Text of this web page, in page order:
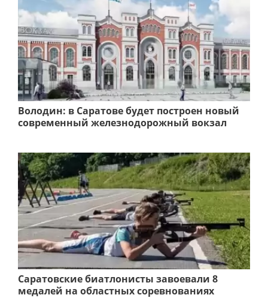
Володин: в Саратове будет построен новый
современный железнодорожный вокзал
Саратовские биатлонисты завоевали 8
медалей на областных соревнованиях